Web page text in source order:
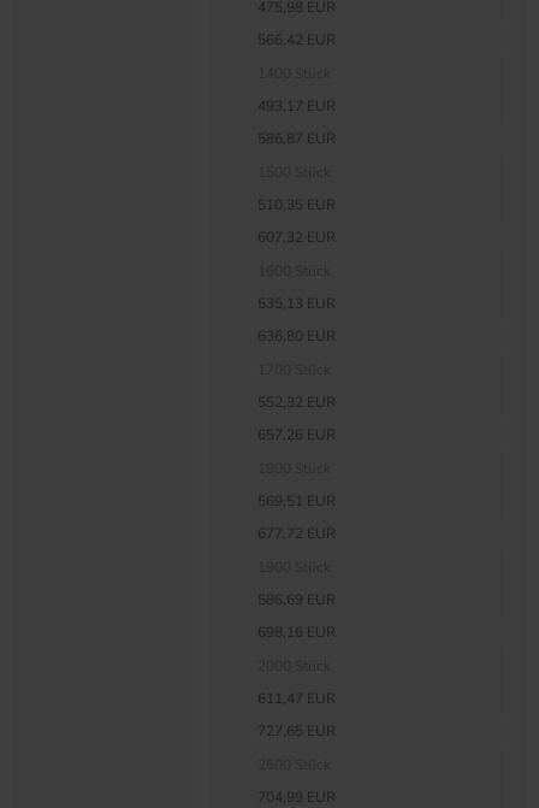
475,98 EUR
566,42 EUR
493,17 EUR
586,87 EUR
510,35 EUR
607,32 EUR
535,13 EUR
636,80 EUR
552,32 EUR
657,26 EUR
569,51 EUR
677,72 EUR
586,69 EUR
698,16 EUR
611,47 EUR
727,65 EUR
704,99 EUR